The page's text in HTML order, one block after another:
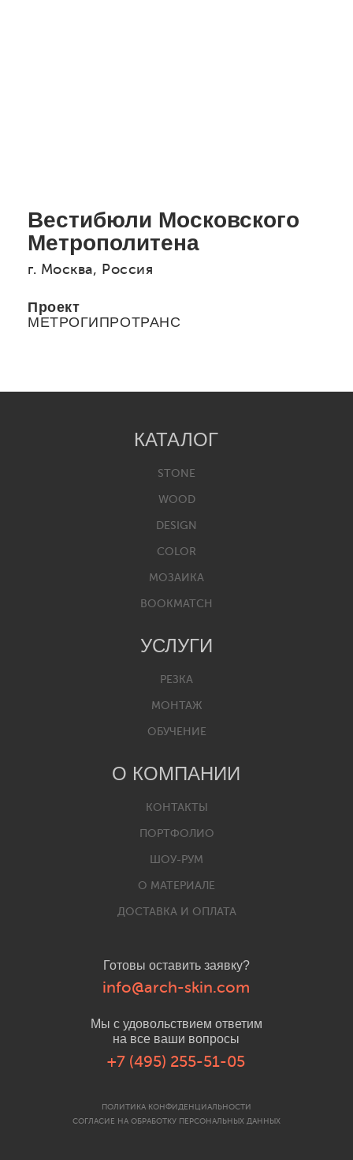
Вестибюли Московского
Метрополитена
г. Москва, Россия
Проект
МЕТРОГИПРОТРАНС
Готовы оставить заявку?
info@arch-skin.com
Мы с удовольствием ответим
на все ваши вопросы
+7 (495) 255-51-05
ПОЛИТИКА КОНФИДЕНЦИАЛЬНОСТИ
СОГЛАСИЕ НА ОБРАБОТКУ ПЕРСОНАЛЬНЫХ ДАННЫХ
КАТАЛОГ
STONE
WOOD
DESIGN
COLOR
МОЗАИКА
BOOKMATCH
УСЛУГИ
РЕЗКА
МОНТАЖ
ОБУЧЕНИЕ
О КОМПАНИИ
КОНТАКТЫ
ПОРТФОЛИО
ШОУ-РУМ
О МАТЕРИАЛЕ
ДОСТАВКА И ОПЛАТА